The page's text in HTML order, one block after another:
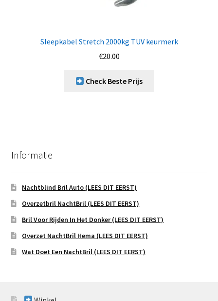
Sleepkabel Stretch 2000kg TUV keurmerk
€20.00
Check Beste Prijs
Informatie
Nachtblind Bril Auto (LEES DIT EERST)
Overzetbril NachtBril (LEES DIT EERST)
Bril Voor Rijden In Het Donker (LEES DIT EERST)
Overzet NachtBril Hema (LEES DIT EERST)
Wat Doet Een NachtBril (LEES DIT EERST)